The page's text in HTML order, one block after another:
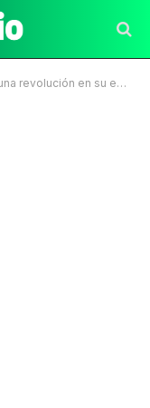
para la temporada 2026/2027